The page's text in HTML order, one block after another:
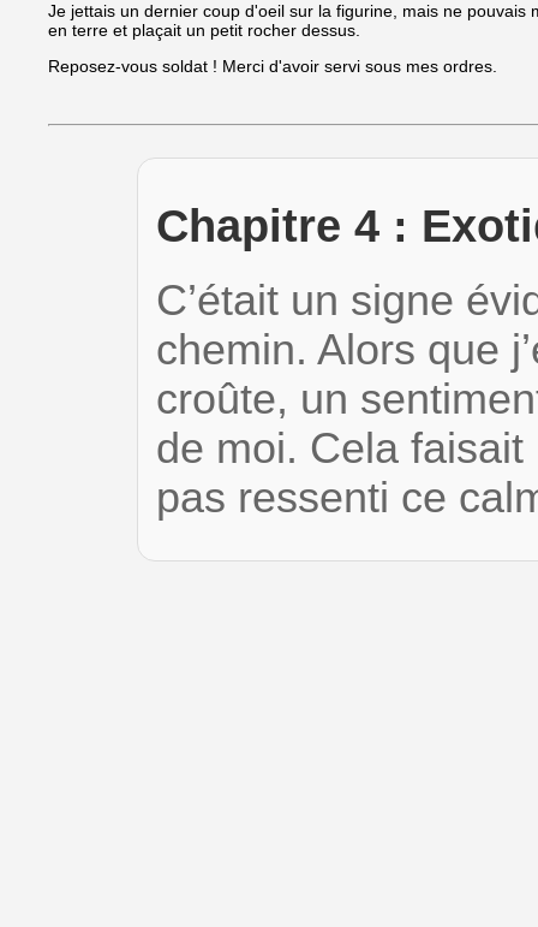
Je jettais un dernier coup d'oeil sur la figurine, mais ne
en terre et plaçait un petit rocher dessus.
Reposez-vous soldat ! Merci d'avoir servi sous mes ordres.
Chapitre 4 :
C’était un signe
chemin. Alors que
croûte, un
de moi. Cela faisait
pas ressenti ce